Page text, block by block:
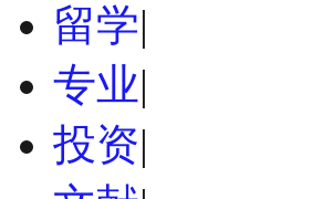
留学|
专业|
投资|